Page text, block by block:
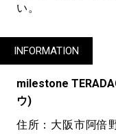
い。
INFORMATION
milestone
ウ)
住所：大阪市阿倍